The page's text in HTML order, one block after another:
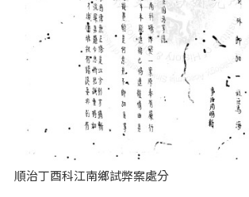
順治丁酉科江南鄉試弊案處分